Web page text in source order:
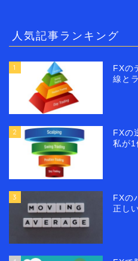
人気記事ランキング
1
FXの
線と
2
FXの
私が1
3
FXの
正し